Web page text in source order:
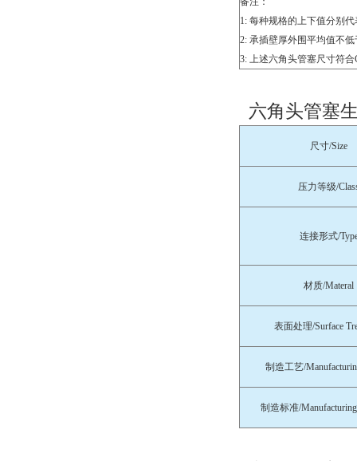
1: 每种规格的上下值分别
2: 承插壁厚外围平均值不
3: 上述六角头管塞尺寸符合
六角头管塞
尺寸/Size
压力等级/
连接形式/
材质/Materal
表面处理/Surface
制造工艺/
制造标准/